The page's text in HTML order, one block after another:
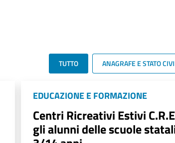
TUTTO ANAGRAFE E STATO
EDUCAZIONE E FORMAZIONE
Centri Ricreativi Estivi
gli alunni delle scuole